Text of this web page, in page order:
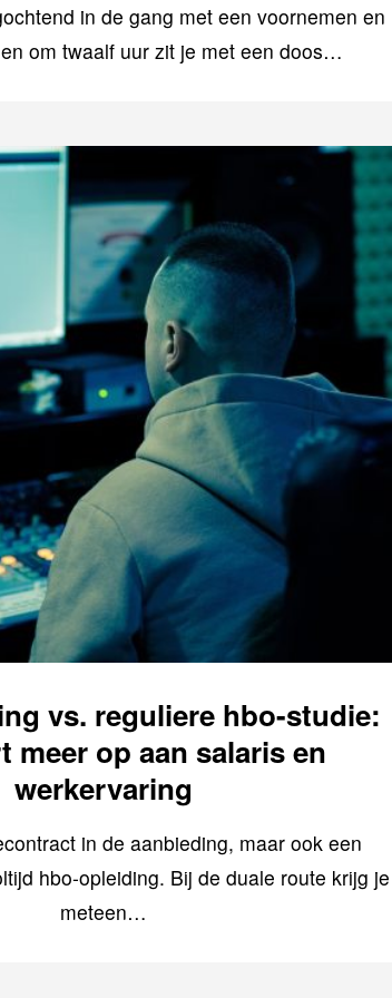
in de gang met een voornemen en
om twaalf uur zit je met een doos…
vs. reguliere hbo-studie:
meer op aan salaris en
werkervaring
in de aanbieding, maar ook een
hbo-opleiding. Bij de duale route krijg je
meteen…